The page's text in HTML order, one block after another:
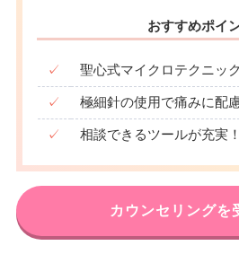
おすすめポイ
✓ 聖心式マイクロテクニッ
✓ 極細針の使用で痛みに配
✓ 相談できるツールが充実！
カウンセリングを